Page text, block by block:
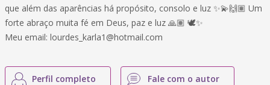
que além das aparências há propósito, consolo e luz ✨💫🙌🏽 Um
forte abraço muita fé em Deus, paz e luz 🙏🏽 🕊️✨
Meu email: lourdes_karla1@hotmail.com
Perfil completo Fale com o autor